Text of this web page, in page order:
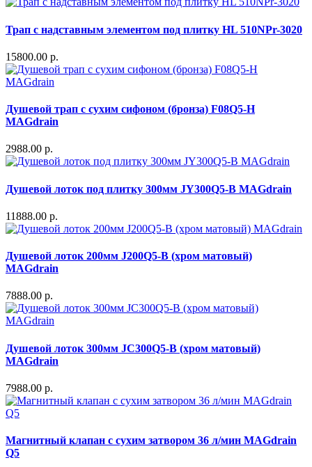
Трап с надставным элементом под плитку HL 510NPr-3020
15800.00 р.
Душевой трап с сухим сифоном (бронза) F08Q5-H
MAGdrain
2988.00 р.
Душевой лоток под плитку 300мм JY300Q5-B MAGdrain
11888.00 р.
Душевой лоток 200мм J200Q5-B (хром матовый)
MAGdrain
7888.00 р.
Душевой лоток 300мм JC300Q5-B (хром матовый)
MAGdrain
7988.00 р.
Магнитный клапан с сухим затвором 36 л/мин MAGdrain
Q5